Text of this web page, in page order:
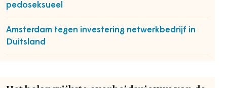
pedoseksueel
Amsterdam tegen investering netwerkbedrijf in
Duitsland